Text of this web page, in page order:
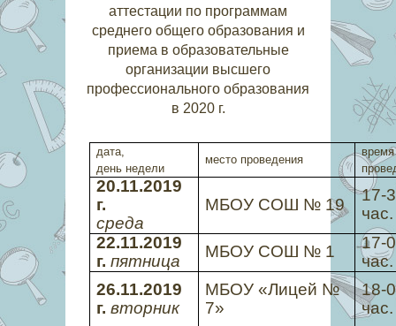
аттестации по программам
среднего общего образования и
приема в образовательные
организации высшего
профессионального образования
в 2020 г.
дата,
день недели
место проведения
время
20.11.2019
г.
среда
МБОУ СОШ № 19
17-
час.
22.11.2019
г. пятница
МБОУ СОШ № 1
17-
час.
26.11.2019
г. вторник
МБОУ «Лицей №
7»
18-
час.